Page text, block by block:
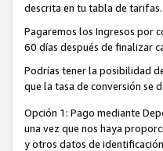
descrita en tu tabla de tarifas.
Pagaremos los Ingresos por
60 días después de finalizar
Podrías tener la posibilidad
que la tasa de conversión se
Opción 1: Pago mediante
una vez que nos haya
y otros datos de